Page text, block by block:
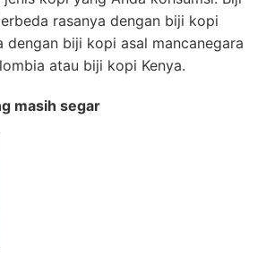
rasanya dengan biji kopi
dengan biji kopi asal mancanegara
atau biji kopi Kenya.
masih segar